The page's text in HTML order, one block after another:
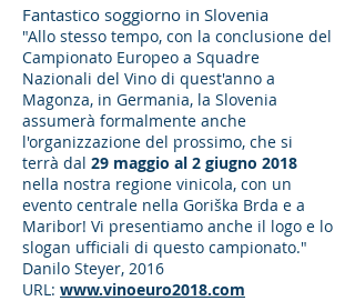
Fantastico soggiorno in Slovenia
"Allo stesso tempo, con la conclusione del
Campionato Europeo a Squadre
Nazionali del Vino di quest'anno a
Magonza, in Germania, la Slovenia
assumerà formalmente anche
l'organizzazione del prossimo, che si
terrà dal 29 maggio al 2 giugno 2018
nella nostra regione vinicola, con un
evento centrale nella Goriška Brda e a
Maribor! Vi presentiamo anche il logo e lo
slogan ufficiali di questo campionato."
Danilo Steyer, 2016
URL: www.vinoeuro2018.com